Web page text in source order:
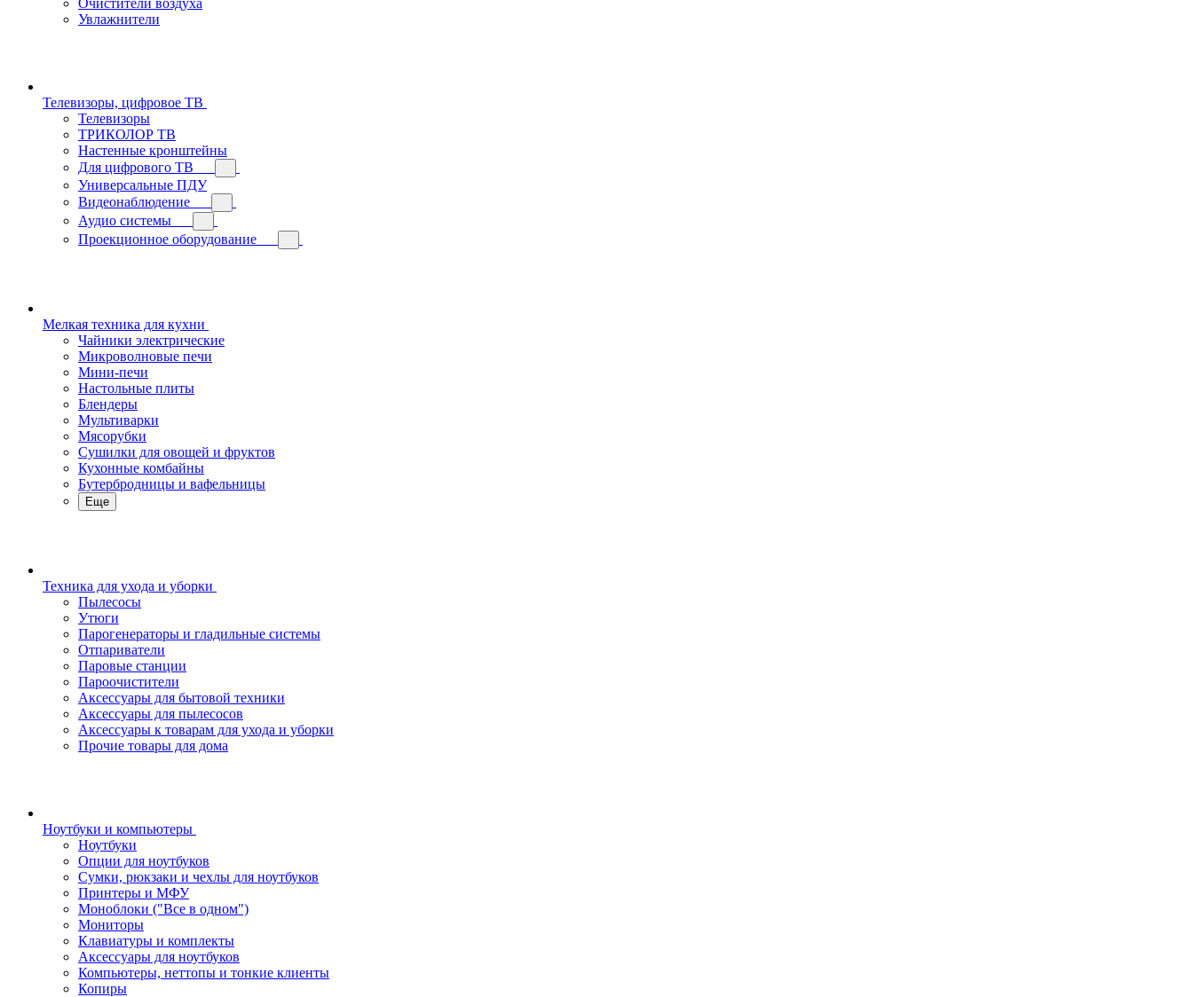
Очистители воздуха
Увлажнители
Телевизоры, цифровое ТВ
Телевизоры
ТРИКОЛОР ТВ
Настенные кронштейны
Для цифрового ТВ
Универсальные ПДУ
Видеонаблюдение
Аудио системы
Проекционное оборудование
Мелкая техника для кухни
Чайники электрические
Микроволновые печи
Мини-печи
Настольные плиты
Блендеры
Мультиварки
Мясорубки
Сушилки для овощей и фруктов
Кухонные комбайны
Бутербродницы и вафельницы
Еще
Техника для ухода и уборки
Пылесосы
Утюги
Парогенераторы и гладильные системы
Отпариватели
Паровые станции
Пароочистители
Аксессуары для бытовой техники
Аксессуары для пылесосов
Аксессуары к товарам для ухода и уборки
Прочие товары для дома
Ноутбуки и компьютеры
Ноутбуки
Опции для ноутбуков
Сумки, рюкзаки и чехлы для ноутбуков
Принтеры и МФУ
Моноблоки ("Все в одном")
Мониторы
Клавиатуры и комплекты
Аксессуары для ноутбуков
Компьютеры, неттопы и тонкие клиенты
Копиры